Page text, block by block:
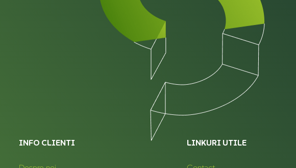
INFO CLIENTI LINKURI UTILE